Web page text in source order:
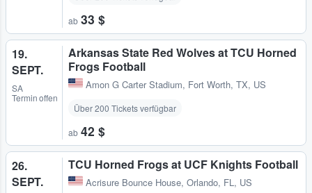
ab 33 $
19.
SEPT.
SA
Termin offen
Arkansas State Red Wolves at TCU Horned
Frogs Football
Amon G Carter Stadium, Fort Worth, TX, US
Über 200 Tickets verfügbar
ab 42 $
26.
SEPT.
TCU Horned Frogs at UCF Knights Football
Acrisure Bounce House, Orlando, FL, US